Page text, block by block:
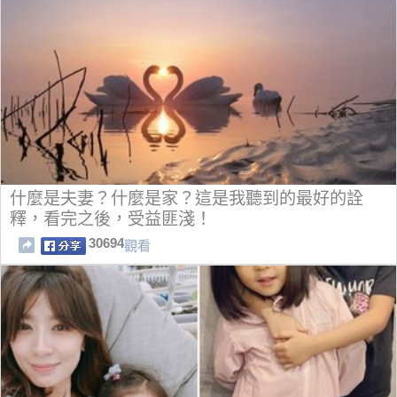
什麼是夫妻？什麼是家？這是我聽到的最好的詮
釋，看完之後，受益匪淺！
30694觀看